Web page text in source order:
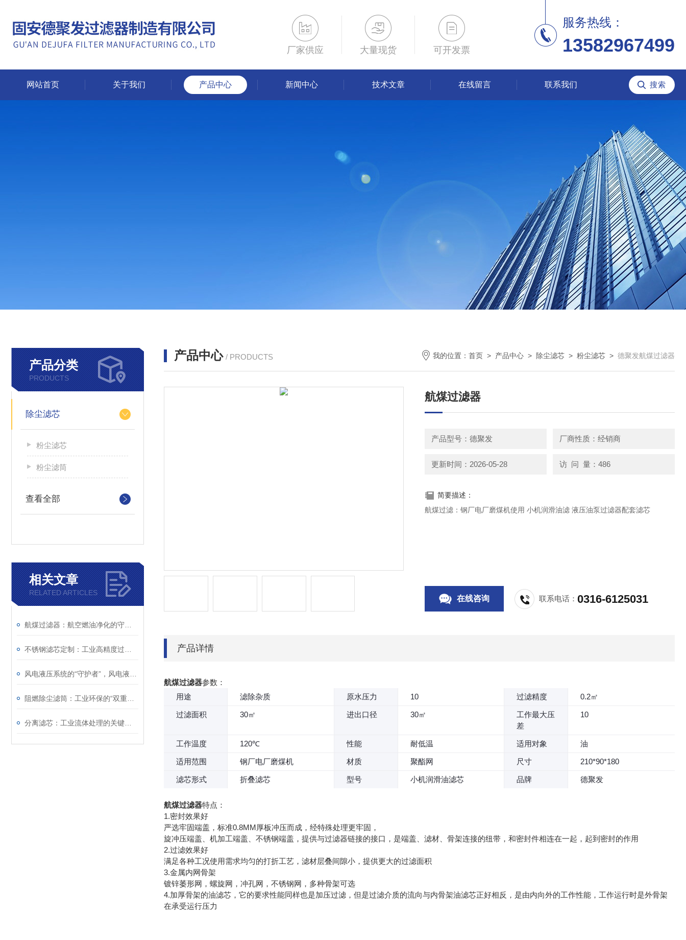
厂家供应 大量现货 可开发票
服务热线：
13582967499
网站首页 关于我们 产品中心 新闻中心 技术文章 在线留言 联系我们
产品分类
PRODUCTS
除尘滤芯
粉尘滤芯
粉尘滤筒
查看全部
相关文章
RELATED ARTICLES
产品中心 / PRODUCTS 我的位置： 首页 > 产品中心 > 除尘滤芯 > 粉尘滤芯 > 德聚发航煤过滤器
航煤过滤器
产品型号：德聚发 厂商性质：经销商
更新时间：2026-05-28 访 问 量：486
简要描述：
航煤过滤：钢厂电厂磨煤机使用 小机润滑油滤 液压油泵过滤器配套滤芯
在线咨询 联系电话：0316-6125031
产品详情
航煤过滤器参数：
用途
滤除杂质 原水压力 10 过滤精度 0.2㎡
过滤面积 30㎡ 进出口径 30㎡
工作最大压
差
10
工作温度 120℃ 性能 耐低温 适用对象 油
适用范围 钢厂电厂磨煤机 材质 聚酯网 尺寸 210*90*180
滤芯形式 折叠滤芯 型号 小机润滑油滤芯 品牌 德聚发
航煤过滤器特点：
1.密封效果好
严选牢固端盖，标准0.8MM厚板冲压而成，经特殊处理更牢固，
旋冲压端盖、机加工端盖、不锈钢端盖，提供与过滤器链接的接口，是端盖、滤材、骨架连接的纽带，和密封件相连在一起，起到密封的作用
2.过滤效果好
满足各种工况使用需求均匀的打折工艺，滤材层叠间隙小，提供更大的过滤面积
3.金属内网骨架
镀锌萎形网，螺旋网，冲孔网，不锈钢网，多种骨架可选
4.加厚骨架的油滤芯，它的要求性能同样也是加压过滤，但是过滤介质的流向与内骨架油滤芯正好相反，是由内向外的工作性能，工作运行时是外骨架
在承受运行压力